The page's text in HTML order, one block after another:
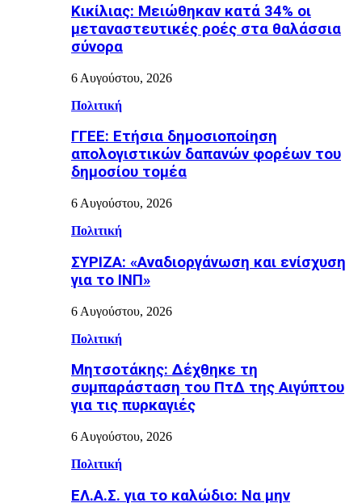
Κικίλιας: Μειώθηκαν κατά 34% οι
μεταναστευτικές ροές στα θαλάσσια
σύνορα
6 Αυγούστου, 2026
Πολιτική
ΓΓΕΕ: Eτήσια δημοσιοποίηση
απολογιστικών δαπανών φορέων του
δημοσίου τομέα
6 Αυγούστου, 2026
Πολιτική
ΣΥΡΙΖΑ: «Αναδιοργάνωση και ενίσχυση
για το ΙΝΠ»
6 Αυγούστου, 2026
Πολιτική
Μητσοτάκης: Δέχθηκε τη
συμπαράσταση του ΠτΔ της Αιγύπτου
για τις πυρκαγιές
6 Αυγούστου, 2026
Πολιτική
ΕΛ.Α.Σ. για το καλώδιο: Να μην